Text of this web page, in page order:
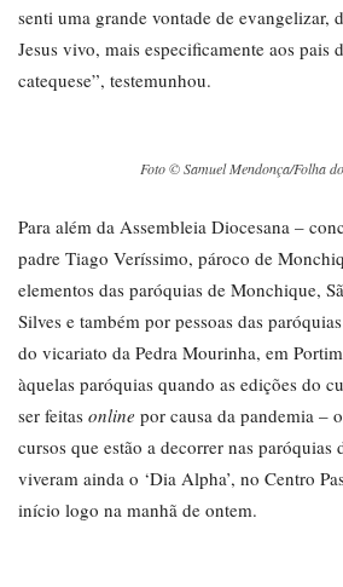
senti uma grande vontade de evangelizar,
Jesus vivo, mais especificamente aos pais
catequese”, testemunhou.
Foto © Samuel Mendonça/Folha
Para além da Assembleia Diocesana –
padre Tiago Veríssimo, pároco de
elementos das paróquias de Monchique,
Silves e também por pessoas das
do vicariato da Pedra Mourinha, em
àquelas paróquias quando as edições do
ser feitas online por causa da pandemia –
cursos que estão a decorrer nas paróquias
viveram ainda o ‘Dia Alpha’, no Centro
início logo na manhã de ontem.